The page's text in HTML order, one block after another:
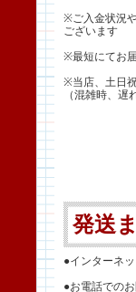
※ご入金状況
ございます
※最短にてお
※当店、土日
（混雑時、遅
発送
●インターネ
●お電話での